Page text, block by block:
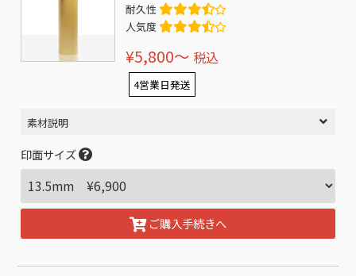
耐久性
人気度
¥5,800〜 税込
4営業日発送
素材説明
印面サイズ
ご購入手続きへ